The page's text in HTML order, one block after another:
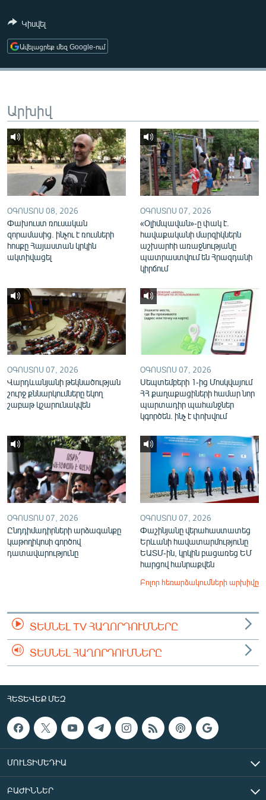
ՄՇԱԿՈՒՅԹ
ՍՊՈՐՏ
ՄԵԿՆԱԲԱՆՈՒԹՅՈՒՆ
ԿՈՐՈՆԱՎԻՐՈՒՍ
ԱՐԽԻՎ
ՏԵՍԱՆՅՈՒԹԵՐ
ԲԱՆԱՎԵՃ
ՓՈԴՔԱՍԹ
Հայերեն
Русский
ՀԵՏԵՎԵՔ ՄԵԶ
«Ազատության» բոլոր կայքերը
Կիսվել
Ավելացրեք մեզ Google-ում
Արխիվ
ՕԳՈՍՏՈՍ 08, 2026
Փախուստ ռուսական
զորամասից. ինչու է ռուսների
հոսքը Հայաստան կրկին
ակտիվացել
ՕԳՈՍՏՈՍ 07, 2026
«Օլիմպավան»-ը փակ է.
հավաքականի մարզիկներն
աշխարհի առաջնությանը
պատրաստվում են Հրազդանի
կիրճում
ՕԳՈՍՏՈՍ 07, 2026
Վարդևանյանի թեկնածության
շուրջ քննարկումները եկող
շաբաթ կշարունակվեն
ՕԳՈՍՏՈՍ 07, 2026
Սեպտեմբերի 1-ից Մոսկվայում
ՀՀ քաղաքացիների համար նոր
պարտադիր պահանջներ
կգործեն. ինչ է փոխվում
ՕԳՈՍՏՈՍ 07, 2026
Ընդդիմադիրների արձագանքը
կաթողիկոսի գործով
դատավարությունը
ՕԳՈՍՏՈՍ 07, 2026
Փաշինյանը վերահաստատեց
Երևանի հավատարմությունը
ԵԱՏՄ-ին, կրկին բացառեց ԵՄ
հարցով հանրաքվեն
Բոլոր հեռարձակումների արխիվը
ՏԵՍՆԵԼ TV ՀԱՂՈՐԴՈՒՄՆԵՐԸ
ՏԵՍՆԵԼ ՀԱՂՈՐԴՈՒՄՆԵՐԸ
ՀԵՏԵՎԵՔ ՄԵԶ
ՄՈՒԼՏԻՄԵԴԻԱ
ԲԱԺԻՆՆԵՐ